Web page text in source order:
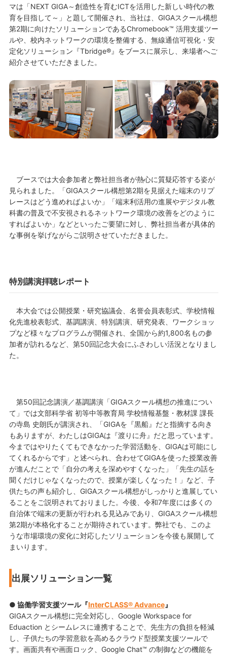
マは「NEXT GIGA～創造性を育むICTを活用した新しい時代の教
育を目指して～」と題して開催され、当社は、GIGAスクール構想
第2期に向けたソリューションであるChromebook™ 活用支援ツー
ルや、校内ネットワークの環境を整備する、無線通信可視化・安
定化ソリューション『Tbridge®』をブースに展示し、来場者へご
紹介させていただきました。
ブースでは大会参加者と弊社担当者が熱心に質疑応答する姿が
見られました。「GIGAスクール構想第2期を見据えた端末のリプ
レースはどう進めればよいか」「端末利活用の進展やデジタル教
科書の普及で不安視されるネットワーク環境の改善をどのように
すればよいか」などといったご要望に対し、弊社担当者が具体的
な事例を挙げながらご説明させていただきました。
特別講演拝聴レポート
本大会では公開授業・研究協議会、名誉会員表彰式、学校情報
化先進校表彰式、基調講演、特別講演、研究発表、ワークショッ
プなど様々なプログラムが開催され、全国から約1,800名もの参
加者が訪れるなど、第50回記念大会にふさわしい活況となりまし
た。
第50回記念講演／基調講演「GIGAスクール構想の推進につい
て」では文部科学省 初等中等教育局 学校情報基盤・教材課 課長
の寺島 史朗氏が講演され、「GIGAを『黒船』だと指摘する向き
もありますが、わたしはGIGAは『渡りに舟』だと思っています。
今まではやりたくてもできなかった学習活動を、GIGAは可能にし
てくれるからです」と述べられ、合わせてGIGAを使った授業改善
が進んだことで「自分の考えを深めやすくなった」「先生の話を
聞くだけじゃなくなったので、授業が楽しくなった！」など、子
供たちの声も紹介し、GIGAスクール構想がしっかりと進展してい
ることをご説明されておりました。今後、令和7年度には多くの
自治体で端末の更新が行われる見込みであり、GIGAスクール構想
第2期が本格化することが期待されています。弊社でも、このよ
うな市場環境の変化に対応したソリューションを今後も展開して
まいります。
出展ソリューション一覧
● 協働学習支援ツール『InterCLASS® Advance』
GIGAスクール構想に完全対応し、Google Workspace for
Eduaction とシームレスに連携することで、先生方の負担を軽減
し、子供たちの学習意欲を高めるクラウド型授業支援ツールで
す。画面共有や画面ロック、Google Chat™ の制御などの機能を